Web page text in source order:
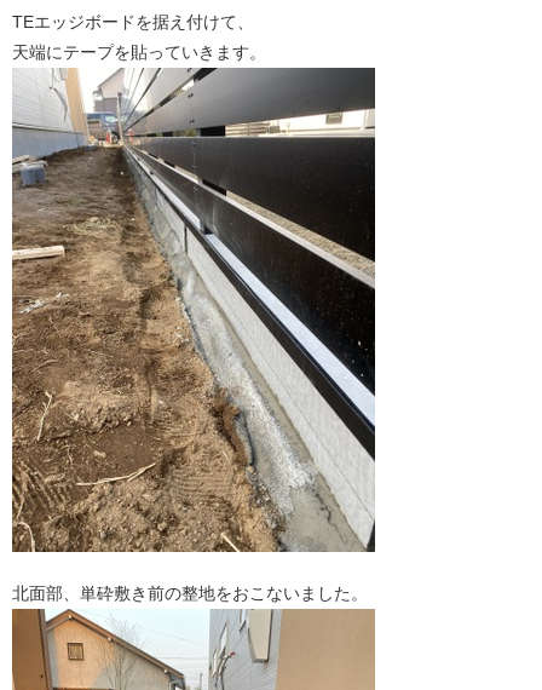
TEエッジボードを据え付けて、
天端にテープを貼っていきます。
北面部、単砕敷き前の整地をおこないました。